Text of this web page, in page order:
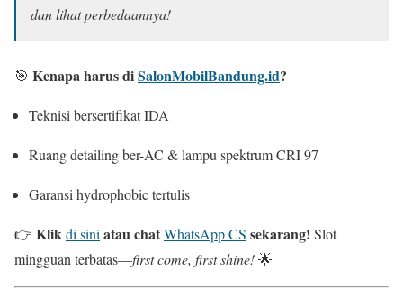
dan lihat perbedaannya!
🎯 Kenapa harus diSalonMobilBandung.id?
Teknisi bersertifikat IDA
Ruang detailing ber-AC & lampu spektrum CRI 97
Garansi hydrophobic tertulis
👉 Klikdi sini atau chatWhatsApp CS sekarang! Slot
mingguan terbatas—first come, first shine!🌟